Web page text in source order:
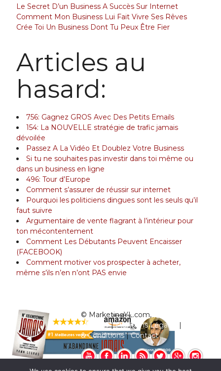
Le Secret D’un Business A Succès Sur Internet
Comment Mon Business Lui Fait Vivre Ses Rêves
Crée Toi Un Business Dont Tu Peux Être Fier
Articles au
hasard:
756: Gagnez GROS Avec Des Petits Emails
154: La NOUVELLE stratégie de trafic jamais
dévoilée
Passez A La Vidéo Et Doublez Votre Business
Si tu ne souhaites pas investir dans toi même ou
dans un business en ligne
496: Tour d’Europe
Comment s’assurer de réussir sur internet
Pourquoi les politiciens dingues sont les seuls qu’il
faut suivre
Argumentaire de vente flagrant à l’intérieur pour
ton mécontentement
Comment Les Débutants Peuvent Encaisser
(FACEBOOK)
Comment motiver vos prospecter à acheter,
même s’ils n’en n’ont PAS envie
© MarketingYL.com,
Legros?|Mentions Légales
& Conditions|Contact